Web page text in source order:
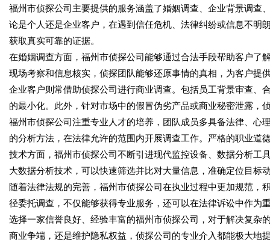
福州市侦探公司主要提供的服务涵盖了婚姻调查、企业背景调查
论是个人还是企业客户，在遇到信任危机、法律纠纷或信息不明
获取真实可靠的证据。
在婚姻调查方面，福州市侦探公司能够通过合法手段帮助客户了
现场考察和信息核实，侦探团队能够还原事情的真相，为客户提
企业客户则常借助侦探公司进行商业调查。包括员工背景审查、
的最小化。此外，针对市场中的假冒伪劣产品或商业秘密泄露，
福州市侦探公司注重专业人才的培养，团队成员多具备法律、心
的分析方法，在法律允许的范围内开展调查工作。严格的职业
技术方面，福州市侦探公司不断引进现代监控设备、数据分析工
大数据分析技术，可以快速筛选并比对大量信息，准确定位目标
随着法律法规的完善，福州市侦探公司在执业过程中更加规范
径委托调查，不仅能够获得专业服务，还可以在法律诉讼中作为
选择一家信誉良好、经验丰富的福州市侦探公司，对于解决复杂
商业争端，还是维护隐私权益，侦探公司的专业介入都能极大地